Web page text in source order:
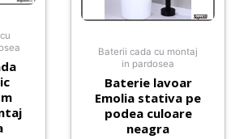
Baterii cada cu montaj
in pardosea
Baterie lavoar
Emolia stativa pe
podea culoare
neagra